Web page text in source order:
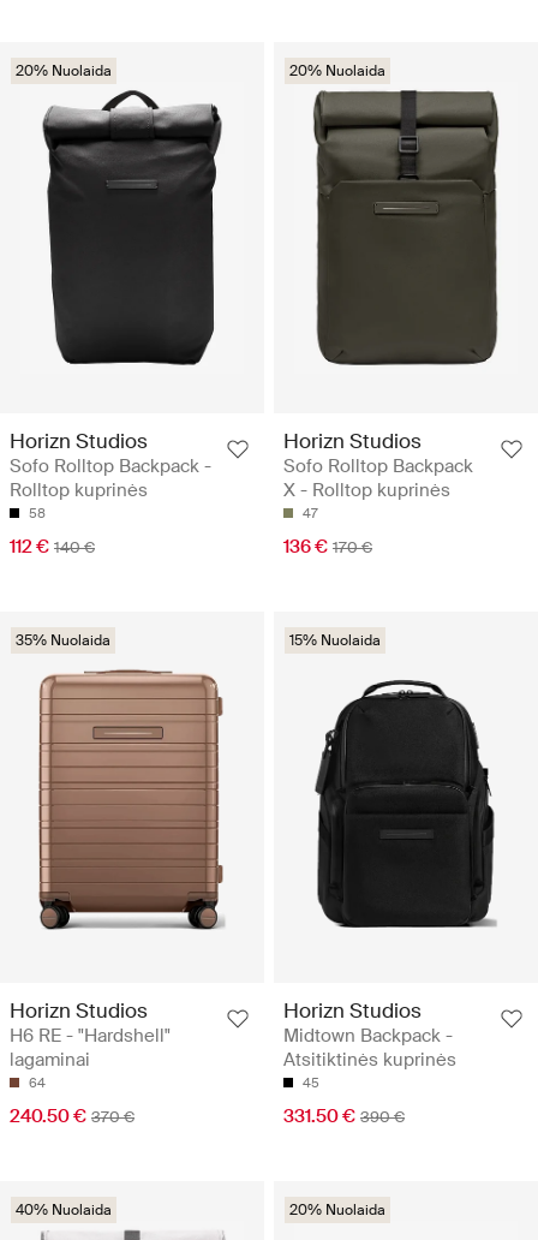
20% Nuolaida
Horizn Studios
Sofo Rolltop Backpack -
Rolltop kuprinės
58
112 € 140 €
20% Nuolaida
Horizn Studios
Sofo Rolltop Backpack
X - Rolltop kuprinės
47
136 € 170 €
35% Nuolaida
Horizn Studios
H6 RE - "Hardshell"
lagaminai
64
240.50 € 370 €
15% Nuolaida
Horizn Studios
Midtown Backpack -
Atsitiktinės kuprinės
45
331.50 € 390 €
40% Nuolaida 20% Nuolaida